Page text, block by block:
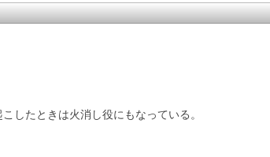
したときは火消し役にもなっている。